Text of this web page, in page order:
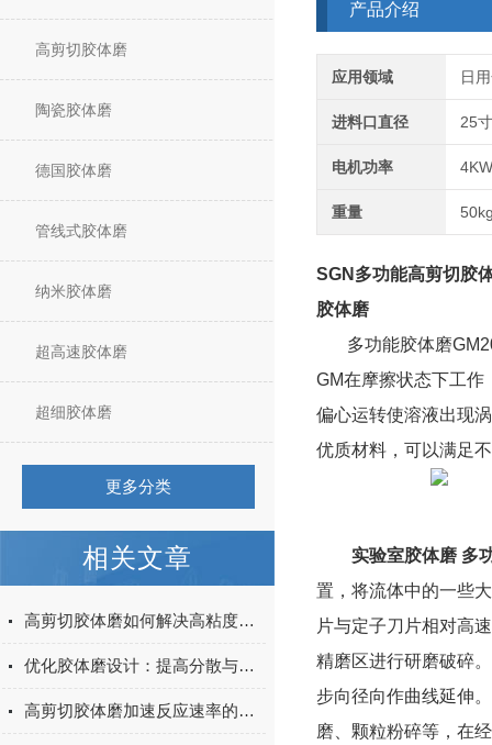
高剪切胶体磨
陶瓷胶体磨
德国胶体磨
管线式胶体磨
纳米胶体磨
超高速胶体磨
超细胶体磨
更多分类
相关文章
高剪切胶体磨如何解决高粘度物料的分散难题
优化胶体磨设计：提高分散与均质效果的研究
高剪切胶体磨加速反应速率的秘密
产品介绍
应用领域 日
进料口直径 25
电机功率
重量
SGN 多功能高剪切胶
胶体磨
多功能胶体磨
GM在摩擦状态下工作
偏心运转使溶液出现
优质材料，可以满足
实验室胶体磨 多
置，将流体中的一些
片与定子刀片相对高
精磨区进行研磨破碎
步向径向作曲线延伸
磨、颗粒粉碎等，在